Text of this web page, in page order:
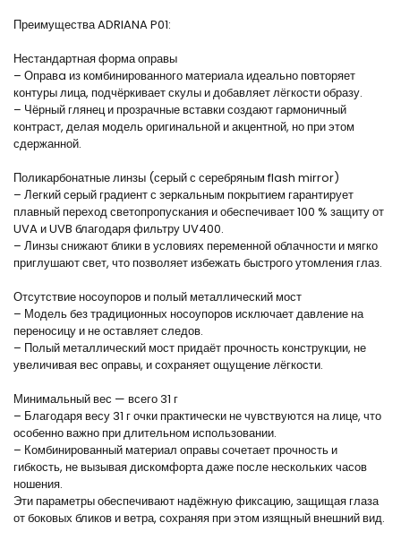
Преимущества ADRIANA P01:
Нестандартная форма оправы
– Оправa из комбинированного материала идеально повторяет
контуры лица, подчёркивает скулы и добавляет лёгкости образу.
– Чёрный глянец и прозрачные вставки создают гармоничный
контраст, делая модель оригинальной и акцентной, но при этом
сдержанной.
Поликарбонатные линзы (серый с серебряным flash mirror)
– Легкий серый градиент с зеркальным покрытием гарантирует
плавный переход светопропускания и обеспечивает 100 % защиту от
UVA и UVB благодаря фильтру UV400.
– Линзы снижают блики в условиях переменной облачности и мягко
приглушают свет, что позволяет избежать быстрого утомления глаз.
Отсутствие носоупоров и полый металлический мост
– Модель без традиционных носоупоров исключает давление на
переносицу и не оставляет следов.
– Полый металлический мост придаёт прочность конструкции, не
увеличивая вес оправы, и сохраняет ощущение лёгкости.
Минимальный вес — всего 31 г
– Благодаря весу 31 г очки практически не чувствуются на лице, что
особенно важно при длительном использовании.
– Комбинированный материал оправы сочетает прочность и
гибкость, не вызывая дискомфорта даже после нескольких часов
ношения.
Эти параметры обеспечивают надёжную фиксацию, защищая глаза
от боковых бликов и ветра, сохраняя при этом изящный внешний вид.